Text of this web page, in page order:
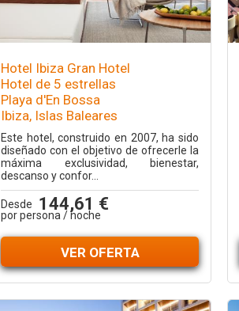
Hotel Ibiza Gran Hotel
Hotel de 5 estrellas
Playa d'En Bossa
Ibiza, Islas Baleares
Este hotel, construido en 2007, ha sido
diseñado con el objetivo de ofrecerle la
máxima exclusividad, bienestar,
descanso y confor...
Desde 144,61 €
por persona / noche
VER OFERTA